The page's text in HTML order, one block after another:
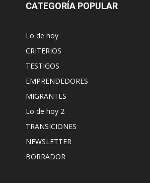
CATEGORÍA POPULAR
Lo de hoy
CRITERIOS
TESTIGOS
EMPRENDEDORES
MIGRANTES
Lo de hoy 2
TRANSICIONES
NEWSLETTER
BORRADOR